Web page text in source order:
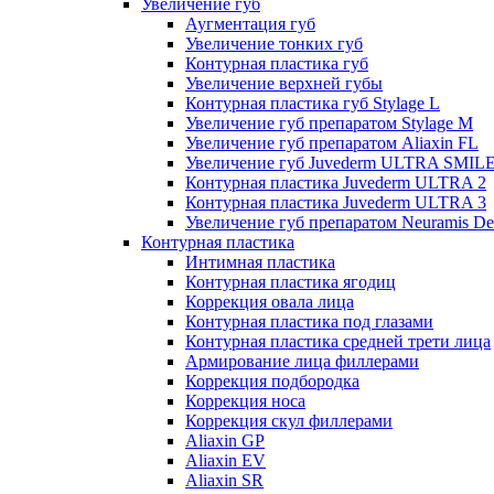
Увеличение губ
Аугментация губ
Увеличение тонких губ
Контурная пластика губ
Увеличение верхней губы
Контурная пластика губ Stylage L
Увеличение губ препаратом Stylage M
Увеличение губ препаратом Aliaxin FL
Увеличение губ Juvederm ULTRA
Контурная пластика Juvederm ULTRA 2
Контурная пластика Juvederm ULTRA 3
Увеличение губ препаратом Neuramis
Контурная пластика
Интимная пластика
Контурная пластика ягодиц
Коррекция овала лица
Контурная пластика под глазами
Контурная пластика средней трети лица
Армирование лица филлерами
Коррекция подбородка
Коррекция носа
Коррекция скул филлерами
Aliaxin GP
Aliaxin EV
Aliaxin SR